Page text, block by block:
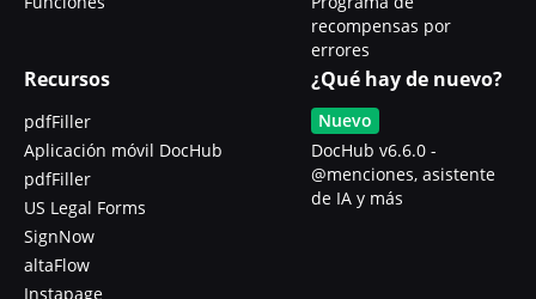
recompensas por
errores
Recursos
pdfFiller
Aplicación móvil DocHub
pdfFiller
US Legal Forms
SignNow
altaFlow
Instapage
¿Qué hay de nuevo?
Nuevo
DocHub v6.6.0 -
@menciones, asistente
de IA y más